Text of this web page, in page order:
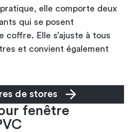
elle comporte deux
qui se posent
coffre. Elle s’ajuste à tous
et convient également
de stores
fenêtre